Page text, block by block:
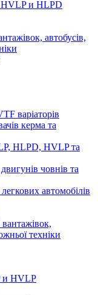
HVLP и HLPD
автобусів,
варіаторів
керма та
HLPD, HVLP та
човнів та
автомобілів
техніки
и HVLP